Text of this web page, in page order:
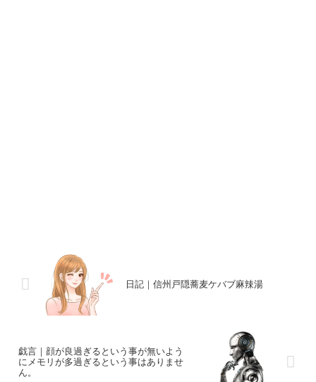
日記｜信州戸隠蕎麦ケバブ麻辣湯
戯言｜顔が良過ぎるという事が無いよう
にメモリが多過ぎるという事はありませ
ん。